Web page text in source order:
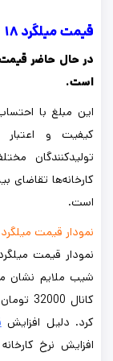
قیمت میلگرد ۱۸
است.
این مبلغ با
کارخانه‌ها تقاضای
است.
نمودار قیمت میلگرد ۱۸
کانال
کرد. دلیل افزایش